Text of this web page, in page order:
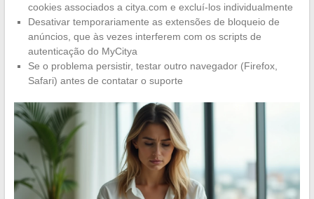
cookies associados a citya.com e excluí-los individualmente
Desativar temporariamente as extensões de bloqueio de
anúncios, que às vezes interferem com os scripts de
autenticação do MyCitya
Se o problema persistir, testar outro navegador (Firefox,
Safari) antes de contatar o suporte